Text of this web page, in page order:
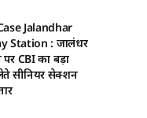
Jalandhar
Station : जालंधर
CBI का बड़ा
सीनियर सेक्शन